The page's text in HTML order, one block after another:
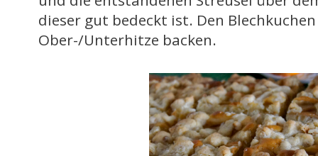
dieser gut bedeckt ist. Den
Ober-/Unterhitze backen.